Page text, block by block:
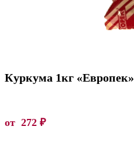
Куркума 1кг «Европек»
от 272 ₽